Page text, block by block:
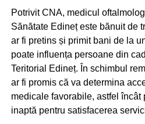
Potrivit CNA, medicul
Sănătate Edineț este bănuit de
ar fi pretins și primit bani de la
poate influența persoane din
Teritorial Edineț. În schimbul
ar fi promis că va determina
medicale favorabile, astfel încât
inaptă pentru satisfacerea